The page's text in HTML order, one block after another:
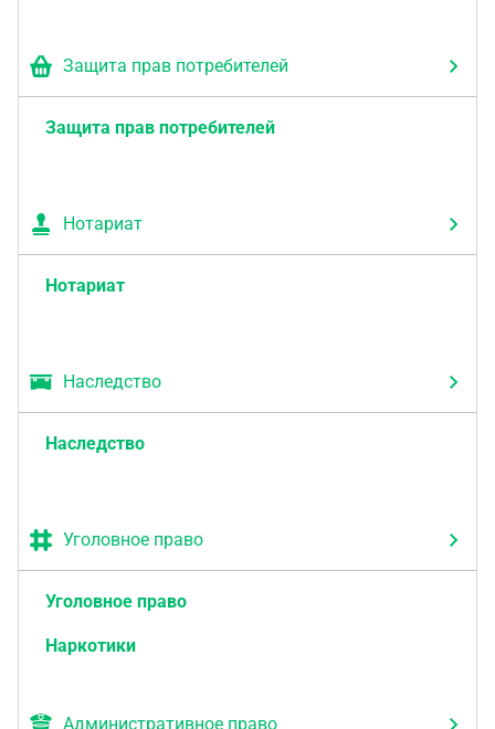
Защита прав потребителей
Защита прав потребителей
Нотариат
Нотариат
Наследство
Наследство
Уголовное право
Уголовное право
Наркотики
Административное право